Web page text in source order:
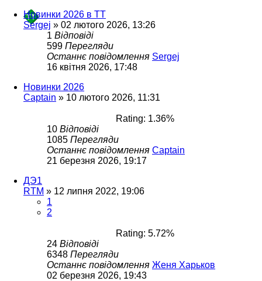
Новинки 2026 в ТТ
Sergej » 02 лютого 2026, 13:26
1 Відповіді
599 Перегляди
Останнє повідомлення Sergej
16 квітня 2026, 17:48
Новинки 2026
Captain » 10 лютого 2026, 11:31
Rating: 1.36%
10 Відповіді
1085 Перегляди
Останнє повідомлення Captain
21 березня 2026, 19:17
ДЭ1
RTM » 12 липня 2022, 19:06
1
2
Rating: 5.72%
24 Відповіді
6348 Перегляди
Останнє повідомлення Женя Харьков
02 березня 2026, 19:43